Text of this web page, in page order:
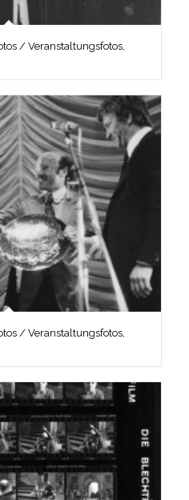
/ Veranstaltungsfotos,
/ Veranstaltungsfotos,